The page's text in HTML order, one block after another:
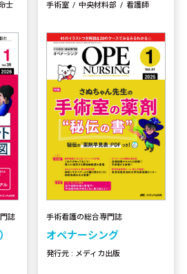
士
誌
手術室 中央材料部 看護師
手術看護の総合専門誌
オペナーシング
発行元 : メディカ出版